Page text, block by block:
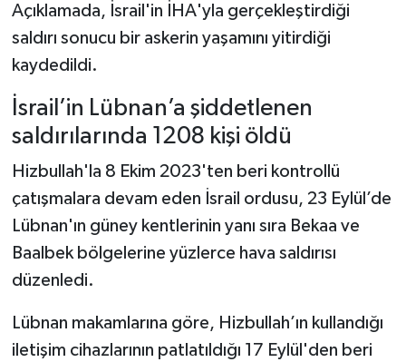
Açıklamada, İsrail'in İHA'yla gerçekleştirdiği
saldırı sonucu bir askerin yaşamını yitirdiği
kaydedildi.
İsrail’in Lübnan’a şiddetlenen
saldırılarında 1208 kişi öldü
Hizbullah'la 8 Ekim 2023'ten beri kontrollü
çatışmalara devam eden İsrail ordusu, 23 Eylül’de
Lübnan'ın güney kentlerinin yanı sıra Bekaa ve
Baalbek bölgelerine yüzlerce hava saldırısı
düzenledi.
Lübnan makamlarına göre, Hizbullah’ın kullandığı
iletişim cihazlarının patlatıldığı 17 Eylül'den beri